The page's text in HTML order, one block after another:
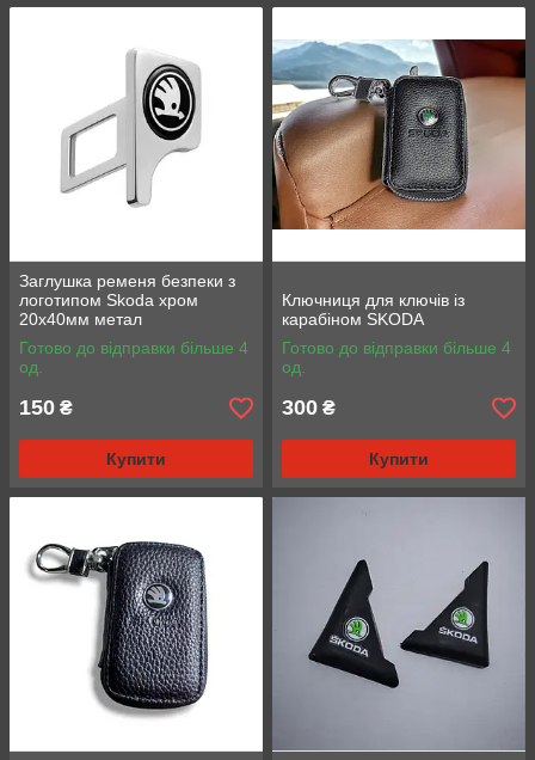
Заглушка ременя безпеки з
логотипом Skoda хром
20х40мм метал
Готово до відправки більше 4
од.
150 ₴
Купити
Ключниця для ключів із
карабіном SKODA
Готово до відправки більше 4
од.
300 ₴
Купити